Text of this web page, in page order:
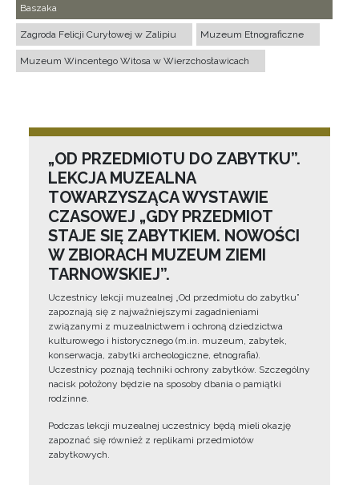
Baszaka
Zagroda Felicji Curyłowej w Zalipiu Muzeum Etnograficzne
Muzeum Wincentego Witosa w Wierzchosławicach
„OD PRZEDMIOTU DO ZABYTKU”.
LEKCJA MUZEALNA
TOWARZYSZĄCA WYSTAWIE
CZASOWEJ „GDY PRZEDMIOT
STAJE SIĘ ZABYTKIEM. NOWOŚCI
W ZBIORACH MUZEUM ZIEMI
TARNOWSKIEJ”.
Uczestnicy lekcji muzealnej „Od przedmiotu do zabytku”
zapoznają się z najważniejszymi zagadnieniami
związanymi z muzealnictwem i ochroną dziedzictwa
kulturowego i historycznego (m.in. muzeum, zabytek,
konserwacja, zabytki archeologiczne, etnografia).
Uczestnicy poznają techniki ochrony zabytków. Szczególny
nacisk położony będzie na sposoby dbania o pamiątki
rodzinne.
Podczas lekcji muzealnej uczestnicy będą mieli okazję
zapoznać się również z replikami przedmiotów
zabytkowych.